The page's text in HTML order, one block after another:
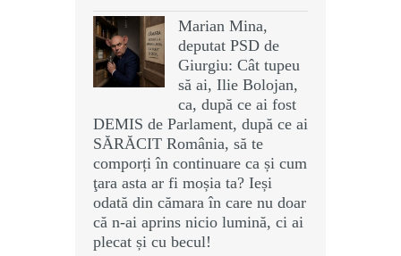
Marian Mina,
deputat PSD de
Giurgiu: Cât tupeu
să ai, Ilie Bolojan,
ca, după ce ai fost
DEMIS de Parlament, după ce ai
SĂRĂCIT România, să te
comporți în continuare ca și cum
ţara asta ar fi moșia ta? Ieși
odată din cămara în care nu doar
că n-ai aprins nicio lumină, ci ai
plecat și cu becul!